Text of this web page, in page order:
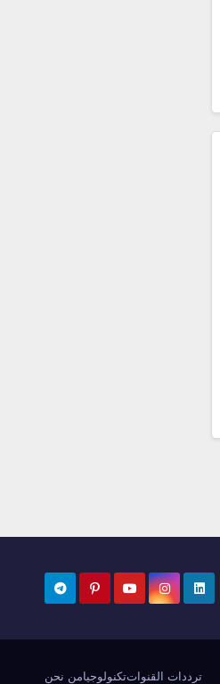
ترددات القنواتتكنولوجيامن نحن